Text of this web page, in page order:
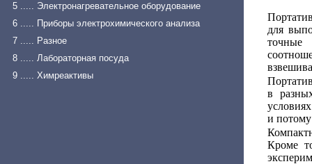
5 ..... Электронагревательное оборудование
6 ..... Приборы электрохимического анализа
7 ..... Разное
8 ..... Лабораторная посуда
9 ..... Химреактивы
для
точные
в
и
Кроме